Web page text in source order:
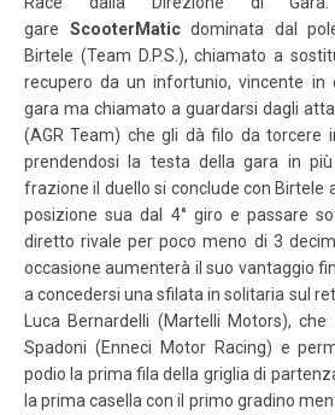
gare ScooterMatic dominata dal
Birtele (Team D.P.S.), chiamato a
recupero da un infortunio, vincente
gara ma chiamato a guardarsi dagli
(AGR Team) che gli dà filo da torcere
prendendosi la testa della gara in
frazione il duello si conclude con Birtele
posizione sua dal 4° giro e passare
diretto rivale per poco meno di 3
occasione aumenterà il suo vantaggio
a concedersi una sfilata in solitaria sul
Luca Bernardelli (Martelli Motors),
Spadoni (Enneci Motor Racing) e
podio la prima fila della griglia di
la prima casella con il primo gradino